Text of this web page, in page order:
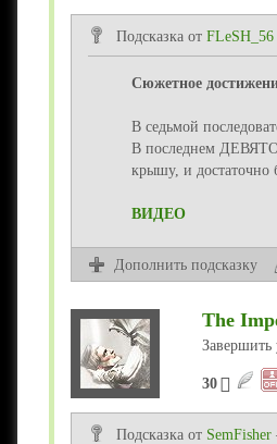
Подсказка от FLeSH_56
Сюжетное
В седьмой
В последнем
крышу, и достаточно
ВИДЕО
Дополнить подсказку
The
30
Подсказка от SemFisher